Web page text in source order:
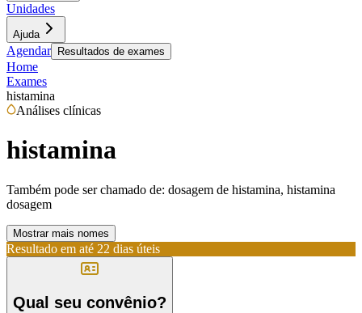
Unidades
Ajuda
Agendar Resultados de exames
Home
Exames
histamina
Análises clínicas
histamina
Também pode ser chamado de: dosagem de histamina, histamina
dosagem
Mostrar mais nomes
Resultado em até 22 dias úteis
Qual seu convênio?